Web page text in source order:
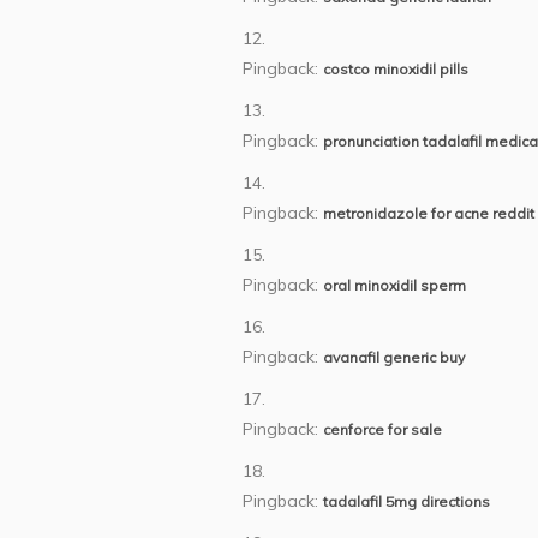
Pingback: costco minoxidil pills
Pingback: pronunciation tadalafil
Pingback: metronidazole for acne reddit
Pingback: oral minoxidil sperm
Pingback: avanafil generic buy
Pingback: cenforce for sale
Pingback:tadalafil 5mg directions